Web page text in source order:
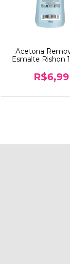
Acetona
Esmalte Rishon
R$6,99